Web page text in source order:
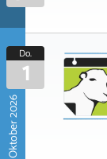
Oktober 2026
Do.
1